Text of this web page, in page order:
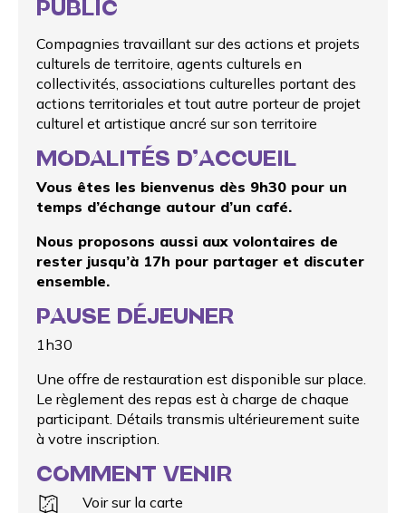
PUBLIC
Compagnies travaillant sur des actions et projets
culturels de territoire, agents culturels en
collectivités, associations culturelles portant des
actions territoriales et tout autre porteur de projet
culturel et artistique ancré sur son territoire
MODALITÉS D’ACCUEIL
Vous êtes les bienvenus dès 9h30 pour un
temps d’échange autour d’un café.
Nous proposons aussi aux volontaires de
rester jusqu’à 17h pour partager et discuter
ensemble.
PAUSE DÉJEUNER
1h30
Une offre de restauration est disponible sur place.
Le règlement des repas est à charge de chaque
participant. Détails transmis ultérieurement suite
à votre inscription.
COMMENT VENIR
Voir sur la carte